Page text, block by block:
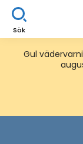
Sök
Gul